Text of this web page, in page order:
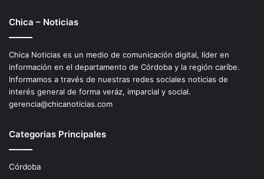
Chica – Noticias
Chica Noticias es un medio de comunicación digital, líder en
información en el departamento de Córdoba y la región caríbe.
Informamos a través de nuestras redes sociales noticias de
interés general de forma veráz, imparcial y social.
gerencia@chicanoticias.com
Categorias Principales
Córdoba